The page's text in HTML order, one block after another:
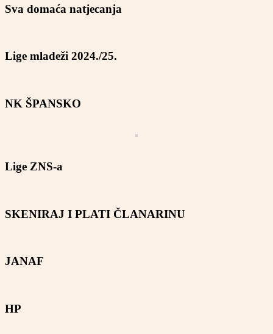
Sva domaća natjecanja
Lige mladeži 2024./25.
NK ŠPANSKO
Lige ZNS-a
SKENIRAJ I PLATI ČLANARINU
JANAF
HP